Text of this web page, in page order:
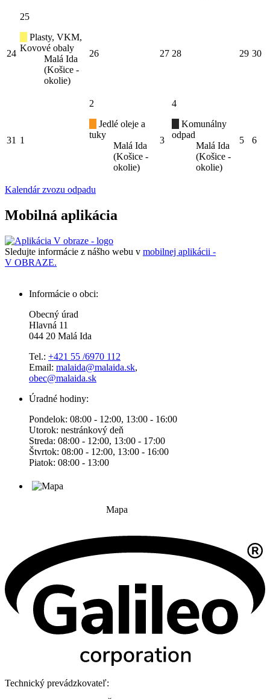
24
25
Plasty, VKM,
Kovové obaly
Malá Ida
(Košice -
okolie)
26 27 28 29 30
31 1
2
Jedlé oleje a
tuky
Malá Ida
(Košice -
okolie)
3
4
Komunálny
odpad
Malá Ida
(Košice -
okolie)
5 6
Kalendár zvozu odpadu
Mobilná aplikácia
Sledujte informácie z nášho webu v mobilnej aplikácii -
V OBRAZE.
Informácie o obci:
Obecný úrad
Hlavná 11
044 20 Malá Ida
Tel.: +421 55 /6970 112
Email: malaida@malaida.sk,
obec@malaida.sk
Úradné hodiny:
Pondelok: 08:00 - 12:00, 13:00 - 16:00
Utorok: nestránkový deň
Streda: 08:00 - 12:00, 13:00 - 17:00
Štvrtok: 08:00 - 12:00, 13:00 - 16:00
Piatok: 08:00 - 13:00
Mapa
Technický prevádzkovateľ: